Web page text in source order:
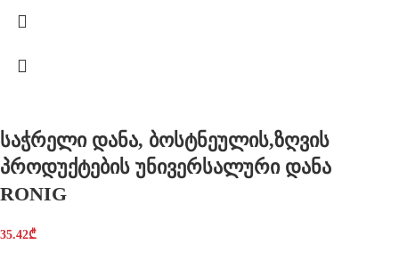
საჭრელი დანა, ბოსტნეულის,ზღვის
პროდუქტების უნივერსალური დანა
RONIG
35.42₾